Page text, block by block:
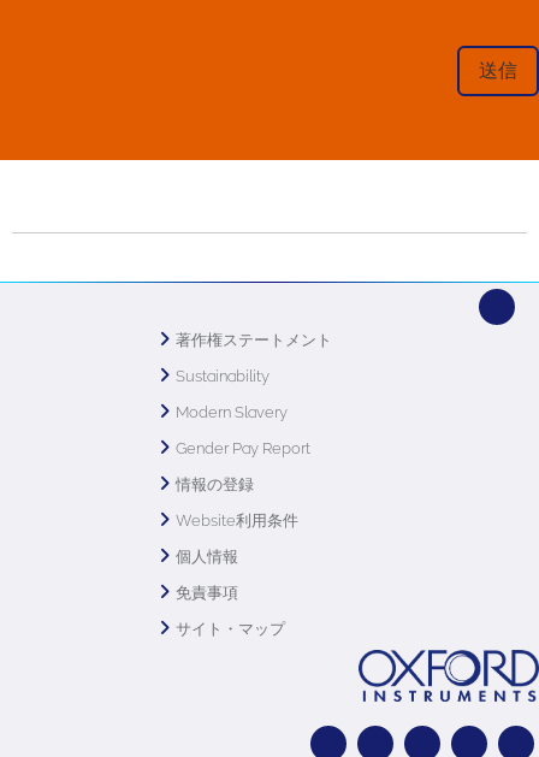
著作権ステートメント
Sustainability
Modern Slavery
Gender Pay Report
情報の登録
Website利用条件
個人情報
免責事項
サイト・マップ